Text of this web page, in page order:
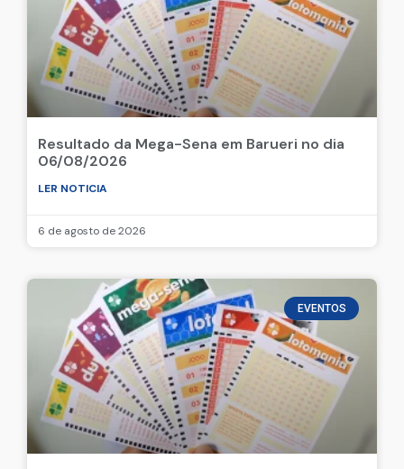
Resultado da Mega-Sena em Barueri no dia
06/08/2026
LER NOTICIA
6 de agosto de 2026
EVENTOS